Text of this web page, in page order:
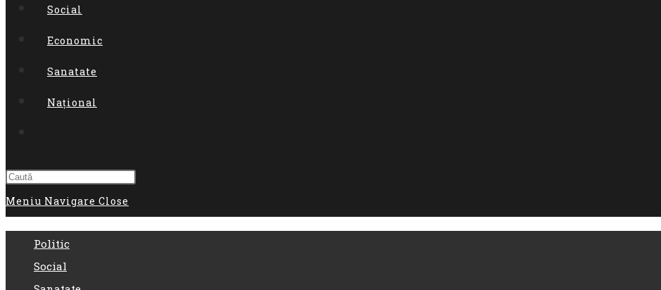
Social
Economic
Sanatate
Național
search
Meniu Navigare Close
Politic
Social